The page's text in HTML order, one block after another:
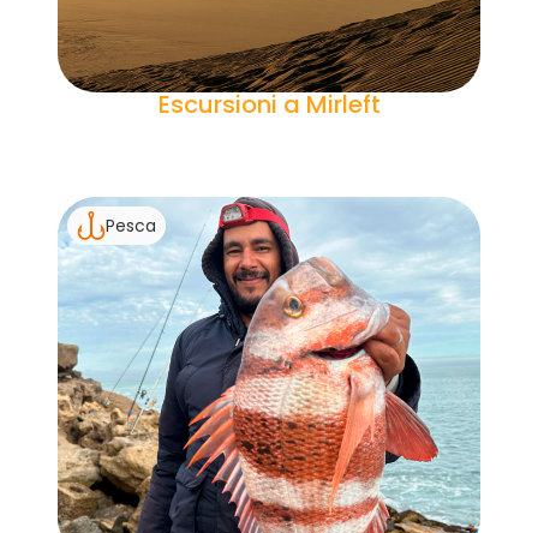
Escursioni a Mirleft
Pesca